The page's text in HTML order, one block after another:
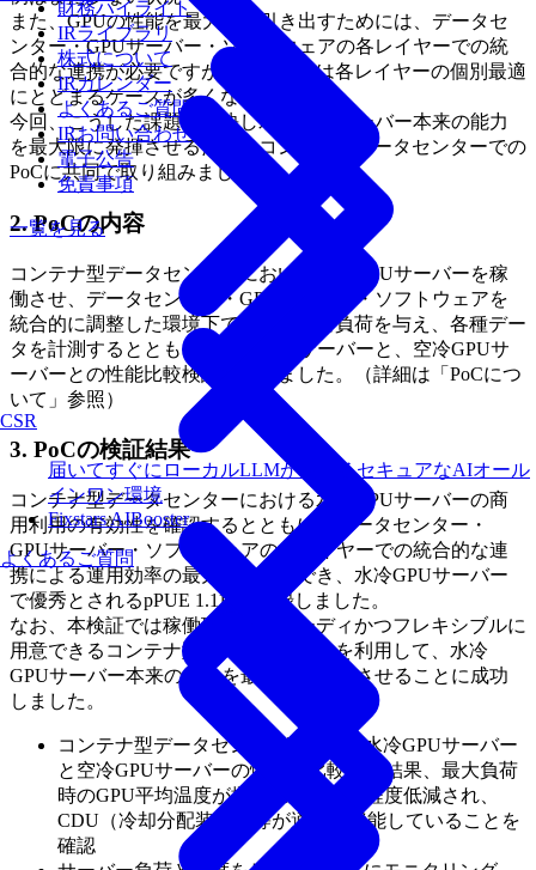
財務ハイライト
IRライブラリ
株式について
IRカレンダー
よくあるご質問
IRお問い合わせ
電子公告
免責事項
一覧を見る
CSR
届いてすぐにローカルLLMが使えるセキュアなAIオール
インワン環境
Fixstars AIBooster
よくあるご質問
また、GPUの性能を最大限に引き出すためには、データセ
ンター・GPUサーバー・ソフトウェアの各レイヤーでの統
合的な連携が必要ですが、現時点では各レイヤーの個別最適
にとどまるケースが多くなっています。
今回、こうした課題を解決し水冷GPUサーバー本来の能力
を最大限に発揮させるため、コンテナ型データセンターでの
PoCに共同で取り組みました。
2.PoCの内容
コンテナ型データセンターにおいて水冷GPUサーバーを稼
働させ、データセンター・GPUサーバー・ソフトウェアを
統合的に調整した環境下でさまざまな負荷を与え、各種デー
タを計測するとともに、水冷GPUサーバーと、空冷GPUサ
ーバーとの性能比較検証を行いました。（詳細は「PoCにつ
いて」参照）
3. PoCの検証結果
コンテナ型データセンターにおける水冷GPUサーバーの商
用利用の有効性を確認するとともに、データセンター・
GPUサーバー・ソフトウェアの各レイヤーでの統合的な連
携による運用効率の最大化を実証でき、水冷GPUサーバー
で優秀とされるpPUE 1.114を記録しました。
なお、本検証では稼働環境をスピーディかつフレキシブルに
用意できるコンテナ型データセンターを利用して、水冷
GPUサーバー本来の能力を最大限に発揮させることに成功
しました。
コンテナ型データセンター環境下で水冷GPUサーバー
と空冷GPUサーバーの性能を比較した結果、最大負荷
時のGPU平均温度が摂氏温度で15度程度低減され、
CDU（冷却分配装置）等が適正に機能していることを
確認